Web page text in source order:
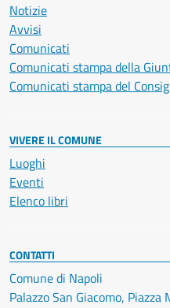
Notizie
Avvisi
Comunicati
Comunicati stampa della
Comunicati stampa del
VIVERE IL COMUNE
Luoghi
Eventi
Elenco libri
CONTATTI
Comune di Napoli
Palazzo San Giacomo,